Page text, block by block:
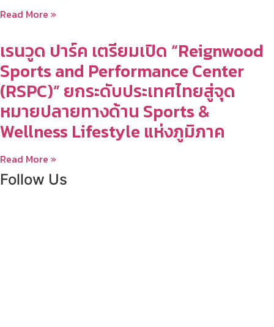
Read More »
เรนวูด ปาร์ค เตรียมเปิด “Reignwood
Sports and Performance Center
(RSPC)” ยกระดับประเทศไทยสู่จุด
หมายปลายทางด้าน Sports &
Wellness Lifestyle แห่งภูมิภาค
Read More »
Follow Us